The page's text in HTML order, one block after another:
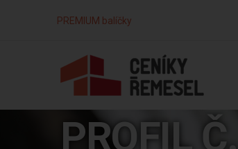
PREMIUM balíčky
PROFIL